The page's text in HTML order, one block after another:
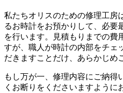
私たちオリスのための修理工房
るお時計をお預かりして、必要
を行います。見積もりまでの費
すが、職人が時計の内部をチェ
だきますことだけ、あらかじめ
もし万が一、修理内容にご納得
くお断りをくださいますように